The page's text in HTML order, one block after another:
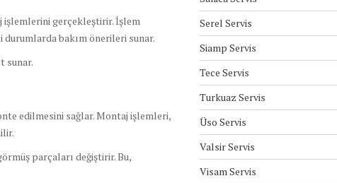
işlemlerini gerçekleştirir. İşlem
bakım önerileri sunar.
sunar.
edilmesini sağlar. Montaj işlemleri,
parçaları değiştirir. Bu,
Serel Servis
Siamp Servis
Tece Servis
Turkuaz Servis
Üso Servis
Valsir Servis
Visam Servis